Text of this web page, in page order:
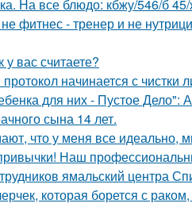
На все блюдо: кбжу/546/б
фитнес - тренер и не
у вас считаете?
начинается с
для них - Пустое Дело":
сына 14 лет.
что у меня все идеально,
Наш
ямальский центра
которая борется с